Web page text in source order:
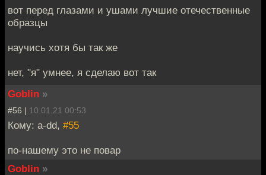
вот перед глазами и ушами лучшие отечественные
образцы
научись хотя бы так же
нет, "я" умнее, я сделаю вот так
Goblin »
#56 | 10.01.21 00:53
Кому: a-dd, #55
по-нашему это не повар
Goblin »